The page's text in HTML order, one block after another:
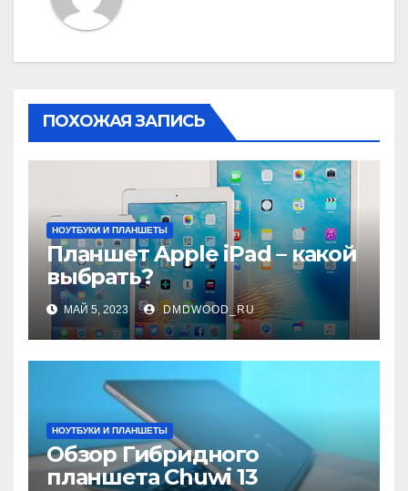
ПОХОЖАЯ ЗАПИСЬ
НОУТБУКИ И ПЛАНШЕТЫ
Планшет Apple iPad – какой
выбрать?
МАЙ 5, 2023 DMDWOOD_RU
НОУТБУКИ И ПЛАНШЕТЫ
Обзор Гибридного
планшета Chuwi 13